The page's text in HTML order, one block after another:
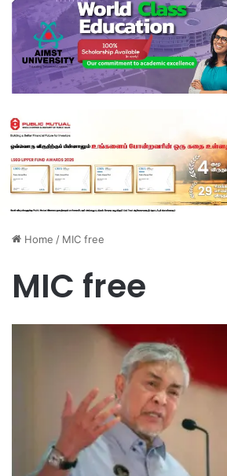
Home / MIC free
MIC free